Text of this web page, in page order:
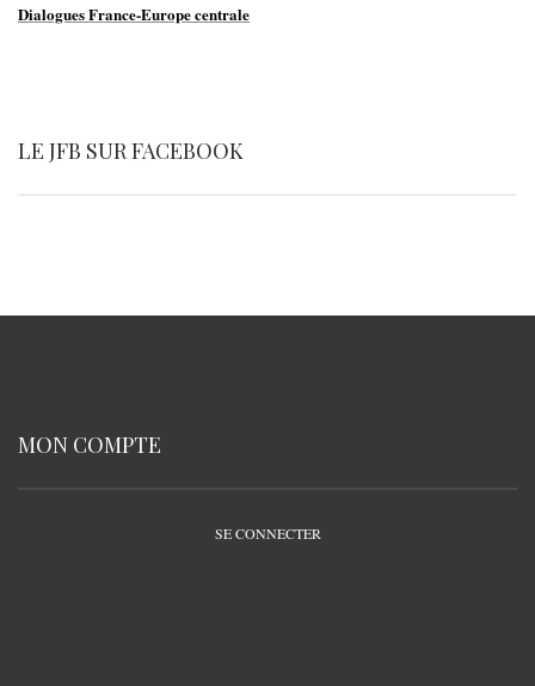
Dialogues France-Europe centrale
LE JFB SUR FACEBOOK
MON COMPTE
SE CONNECTER